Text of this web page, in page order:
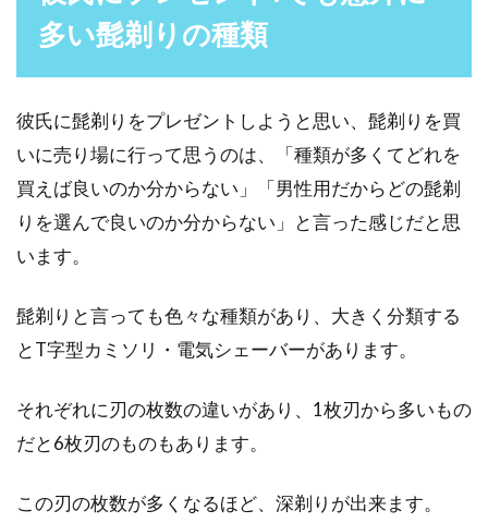
は意外と忘れ...
髭剃りにはカミソリか電動かどちら
が良い？その比較を知る！
男性が毎日行っている身だしなみの一つは、髭
ビングクリームは必要？
電動シェーバーは、場所を選ばずに髭剃りがで
も多いようです。...
多い髭剃りの種類
彼氏に髭剃りをプレゼントしようと思い、髭剃りを買
いに売り場に行って思うのは、「種類が多くてどれを
買えば良いのか分からない」「男性用だからどの髭剃
りを選んで良いのか分からない」と言った感じだと思
います。
髭剃りと言っても色々な種類があり、大きく分類する
とT字型カミソリ・電気シェーバーがあります。
それぞれに刃の枚数の違いがあり、1枚刃から多いもの
だと6枚刃のものもあります。
この刃の枚数が多くなるほど、深剃りが出来ます。